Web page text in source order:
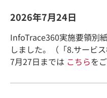
2026年7月24日
InfoTrace360実施要領別
しました。（「8.サービ
7月27日までは こちらを